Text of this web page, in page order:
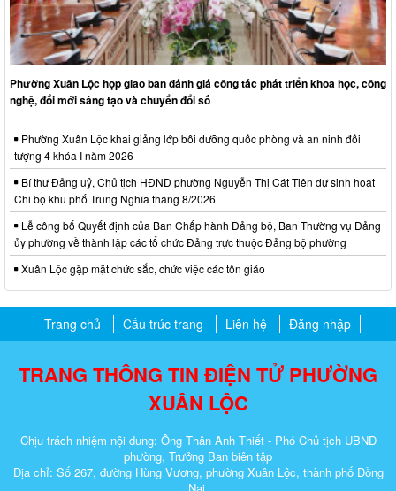
Phường Xuân Lộc họp giao ban đánh giá công tác phát triển khoa học, công
nghệ, đổi mới sáng tạo và chuyển đổi số
Phường Xuân Lộc khai giảng lớp bồi dưỡng quốc phòng và an ninh đối
tượng 4 khóa I năm 2026
Bí thư Đảng uỷ, Chủ tịch HĐND phường Nguyễn Thị Cát Tiên dự sinh hoạt
Chi bộ khu phố Trung Nghĩa tháng 8/2026
Lễ công bố Quyết định của Ban Chấp hành Đảng bộ, Ban Thường vụ Đảng
ủy phường về thành lập các tổ chức Đảng trực thuộc Đảng bộ phường
Xuân Lộc gặp mặt chức sắc, chức việc các tôn giáo
Trang chủ Cấu trúc trang Liên hệ Đăng nhập
TRANG THÔNG TIN ĐIỆN TỬ PHƯỜNG
XUÂN LỘC
Chịu trách nhiệm nội dung: Ông Thân Anh Thiết - Phó Chủ tịch UBND
phường, Trưởng Ban biên tập
Địa chỉ: Số 267, đường Hùng Vương, phường Xuân Lộc, thành phố Đồng